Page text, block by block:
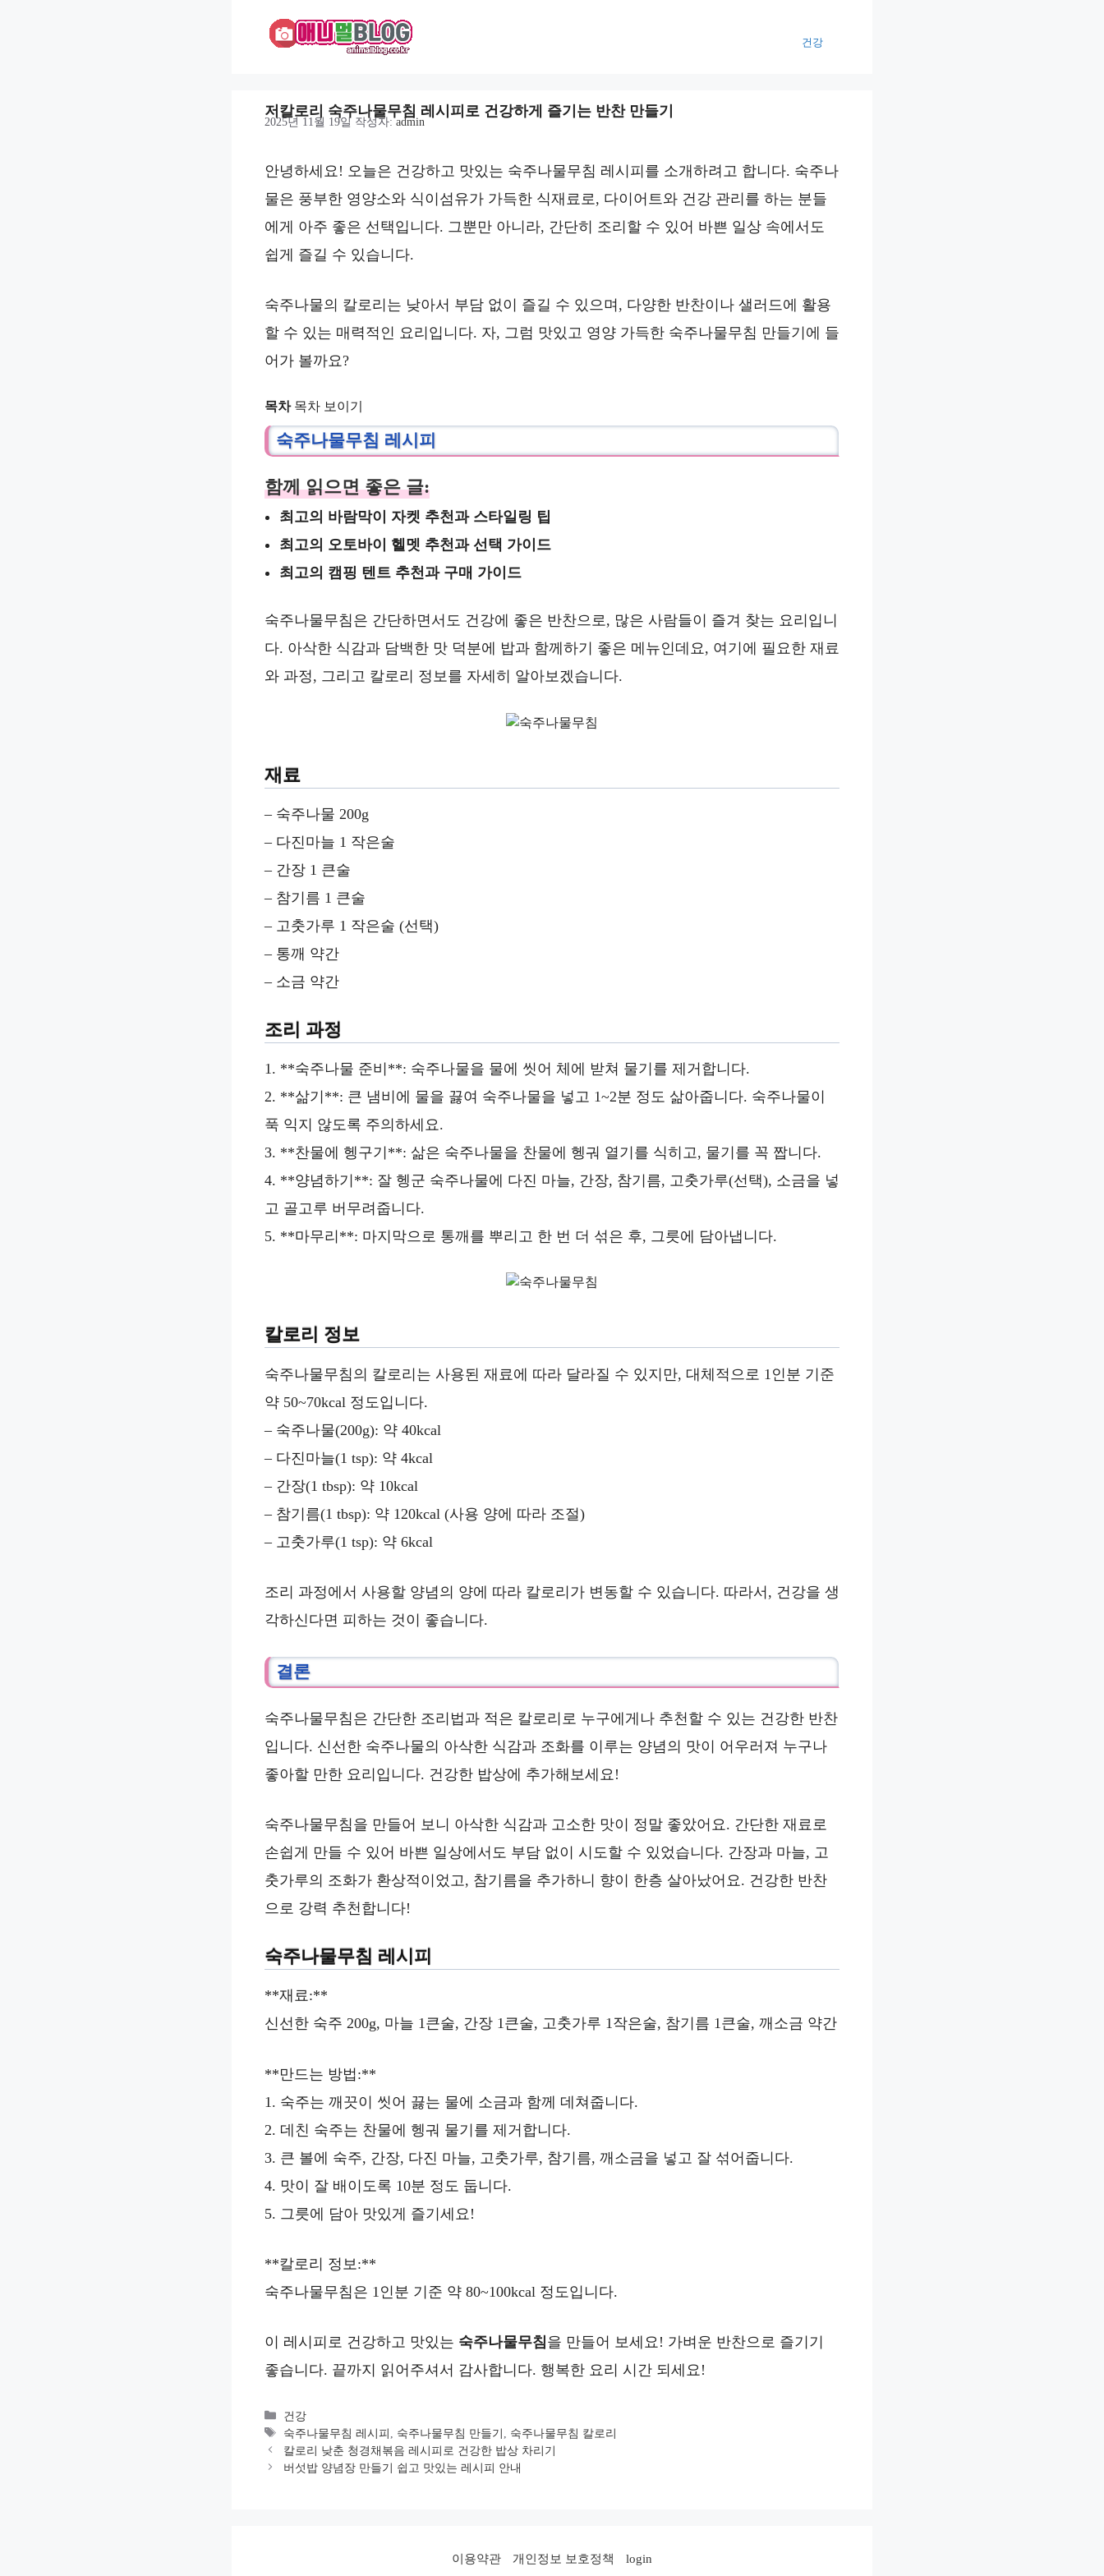
건강
저칼로리 숙주나물무침 레시피로 건강하게 즐기는 반찬 만들기
2025년 11월 19일 작성자:admin
안녕하세요! 오늘은 건강하고 맛있는 숙주나물무침 레시피를 소개하려고 합니다. 숙주나
물은 풍부한 영양소와 식이섬유가 가득한 식재료로, 다이어트와 건강 관리를 하는 분들
에게 아주 좋은 선택입니다. 그뿐만 아니라, 간단히 조리할 수 있어 바쁜 일상 속에서도
쉽게 즐길 수 있습니다.
숙주나물의 칼로리는 낮아서 부담 없이 즐길 수 있으며, 다양한 반찬이나 샐러드에 활용
할 수 있는 매력적인 요리입니다. 자, 그럼 맛있고 영양 가득한 숙주나물무침 만들기에 들
어가 볼까요?
목차 목차 보이기
숙주나물무침 레시피
함께 읽으면 좋은 글:
최고의 바람막이 자켓 추천과 스타일링 팁
최고의 오토바이 헬멧 추천과 선택 가이드
최고의 캠핑 텐트 추천과 구매 가이드
숙주나물무침은 간단하면서도 건강에 좋은 반찬으로, 많은 사람들이 즐겨 찾는 요리입니
다. 아삭한 식감과 담백한 맛 덕분에 밥과 함께하기 좋은 메뉴인데요, 여기에 필요한 재료
와 과정, 그리고 칼로리 정보를 자세히 알아보겠습니다.
재료
– 숙주나물 200g
– 다진마늘 1 작은술
– 간장 1 큰술
– 참기름 1 큰술
– 고춧가루 1 작은술 (선택)
– 통깨 약간
– 소금 약간
조리 과정
1. **숙주나물 준비**: 숙주나물을 물에 씻어 체에 받쳐 물기를 제거합니다.
2. **삶기**: 큰 냄비에 물을 끓여 숙주나물을 넣고 1~2분 정도 삶아줍니다. 숙주나물이
푹 익지 않도록 주의하세요.
3. **찬물에 헹구기**: 삶은 숙주나물을 찬물에 헹궈 열기를 식히고, 물기를 꼭 짭니다.
4. **양념하기**: 잘 헹군 숙주나물에 다진 마늘, 간장, 참기름, 고춧가루(선택), 소금을 넣
고 골고루 버무려줍니다.
5. **마무리**: 마지막으로 통깨를 뿌리고 한 번 더 섞은 후, 그릇에 담아냅니다.
칼로리 정보
숙주나물무침의 칼로리는 사용된 재료에 따라 달라질 수 있지만, 대체적으로 1인분 기준
약 50~70kcal 정도입니다.
– 숙주나물(200g): 약 40kcal
– 다진마늘(1 tsp): 약 4kcal
– 간장(1 tbsp): 약 10kcal
– 참기름(1 tbsp): 약 120kcal (사용 양에 따라 조절)
– 고춧가루(1 tsp): 약 6kcal
조리 과정에서 사용할 양념의 양에 따라 칼로리가 변동할 수 있습니다. 따라서, 건강을 생
각하신다면 피하는 것이 좋습니다.
결론
숙주나물무침은 간단한 조리법과 적은 칼로리로 누구에게나 추천할 수 있는 건강한 반찬
입니다. 신선한 숙주나물의 아삭한 식감과 조화를 이루는 양념의 맛이 어우러져 누구나
좋아할 만한 요리입니다. 건강한 밥상에 추가해보세요!
숙주나물무침을 만들어 보니 아삭한 식감과 고소한 맛이 정말 좋았어요. 간단한 재료로
손쉽게 만들 수 있어 바쁜 일상에서도 부담 없이 시도할 수 있었습니다. 간장과 마늘, 고
춧가루의 조화가 환상적이었고, 참기름을 추가하니 향이 한층 살아났어요. 건강한 반찬
으로 강력 추천합니다!
숙주나물무침 레시피
**재료:**
신선한 숙주 200g, 마늘 1큰술, 간장 1큰술, 고춧가루 1작은술, 참기름 1큰술, 깨소금 약간
**만드는 방법:**
1. 숙주는 깨끗이 씻어 끓는 물에 소금과 함께 데쳐줍니다.
2. 데친 숙주는 찬물에 헹궈 물기를 제거합니다.
3. 큰 볼에 숙주, 간장, 다진 마늘, 고춧가루, 참기름, 깨소금을 넣고 잘 섞어줍니다.
4. 맛이 잘 배이도록 10분 정도 둡니다.
5. 그릇에 담아 맛있게 즐기세요!
**칼로리 정보:**
숙주나물무침은 1인분 기준 약 80~100kcal 정도입니다.
이 레시피로 건강하고 맛있는 숙주나물무침을 만들어 보세요! 가벼운 반찬으로 즐기기
좋습니다. 끝까지 읽어주셔서 감사합니다. 행복한 요리 시간 되세요!
카
테
고
리
건강
태
그
숙주나물무침 레시피 숙주나물무침 만들기
숙주나물무침 칼로리
칼로리 낮춘 청경채볶음 레시피로 건강한 밥상 차리기
버섯밥 양념장 만들기 쉽고 맛있는 레시피 안내
이용약관 개인정보 보호정책 login